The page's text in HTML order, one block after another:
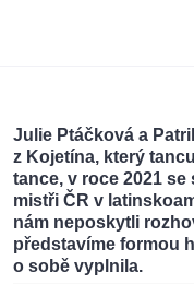
Julie Ptáčková a
z Kojetína, který
tance, v roce 2021
mistři ČR v
nám neposkytli
představíme formou
o sobě vyplnila.